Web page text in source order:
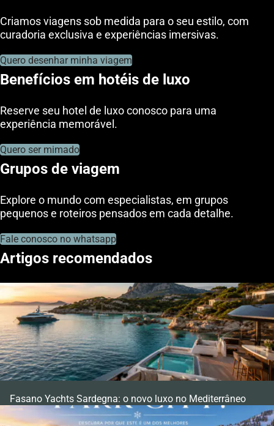
Criamos viagens sob medida para o seu estilo, com
curadoria exclusiva e experiências imersivas.
Quero desenhar minha viagem
Benefícios em hotéis de luxo
Reserve seu hotel de luxo conosco para uma
experiência memorável.
Quero ser mimado
Grupos de viagem
Explore o mundo com especialistas, em grupos
pequenos e roteiros pensados em cada detalhe.
Fale conosco no whatsapp
Artigos recomendados
Fasano Yachts Sardegna: o novo luxo no Mediterrâneo